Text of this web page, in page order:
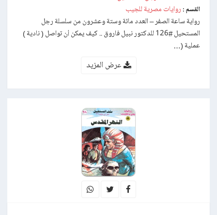
القسم : روايات مصرية للجيب
رواية ساعة الصفر – العدد مائة وستة وعشرون من سلسلة رجل
المستحيل #126 للدكتور نبيل فاروق .. كيف يمكن أن تواصل ( نادية )
عملية (…
عرض المزيد